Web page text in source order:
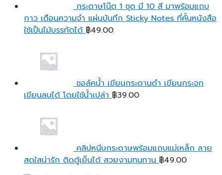
กระดาษโน๊ต 1 ชุด มี 10 สี มาพร้อมแถบ
กาว เตือนความจํา แผ่นบันทึก Sticky Notes ที่คั้นหนังสือ
ใช้เป็นไม้บรรทัดได้ ฿49.00
ชอล์คน้ำ เขียนกระดานดำ เขียนกระจก
เขียนลบได้ โดยใช้น้ำเปล่า ฿39.00
คลิปหนีบกระดาษพร้อมแถบแม่เหล็ก ลาย
สดใสน่ารัก ติดตู้เย็นได้ สวยงามทนทาน ฿49.00